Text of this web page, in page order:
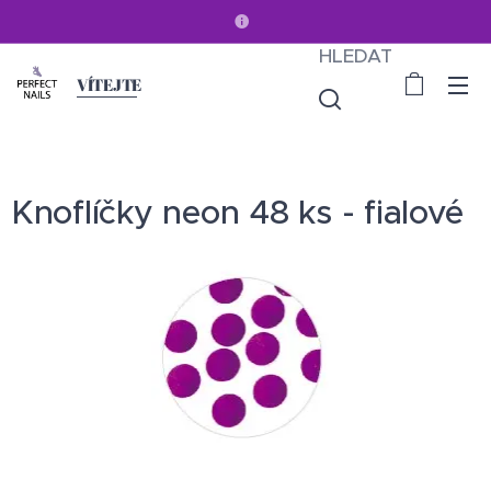
VÍTEJTE
HLEDAT
Knoflíčky neon 48 ks - fialové